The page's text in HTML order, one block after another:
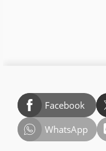
Facebook
WhatsApp